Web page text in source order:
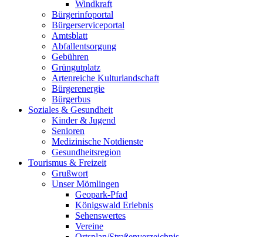
Windkraft
Bürgerinfoportal
Bürgerserviceportal
Amtsblatt
Abfallentsorgung
Gebühren
Grüngutplatz
Artenreiche Kulturlandschaft
Bürgerenergie
Bürgerbus
Soziales & Gesundheit
Kinder & Jugend
Senioren
Medizinische Notdienste
Gesundheitsregion
Tourismus & Freizeit
Grußwort
Unser Mömlingen
Geopark-Pfad
Königswald Erlebnis
Sehenswertes
Vereine